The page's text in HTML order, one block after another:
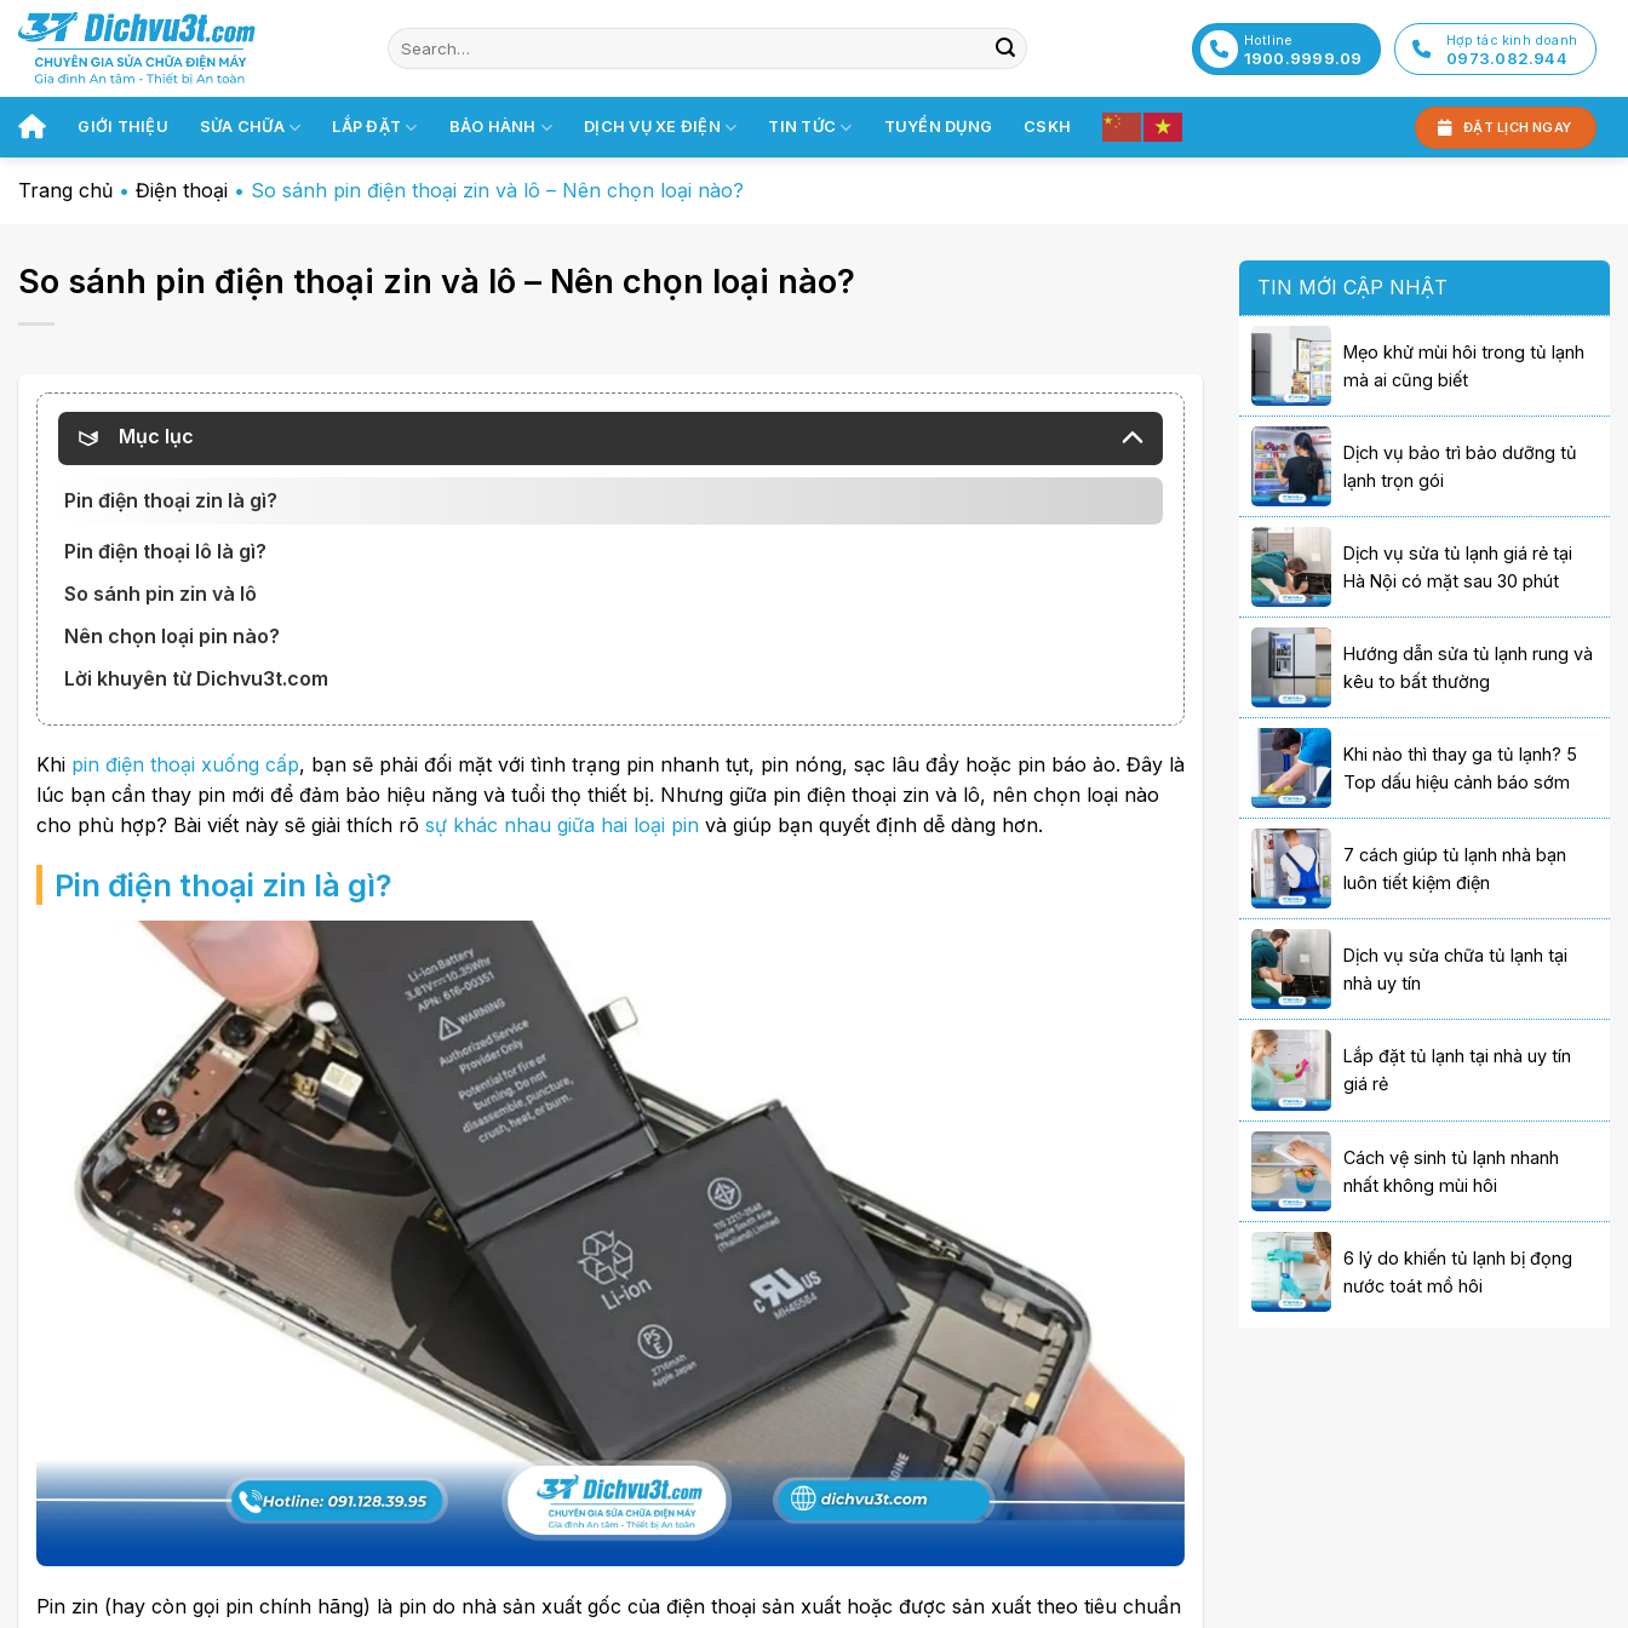
Chuyển
đến
dung
Hotline
1900.9999.09
Hợp tác kinh doanh
0973.082.944
GIỚI THIỆU SỬA CHỮA LẮP ĐẶT BẢO HÀNH DỊCH VỤ XE ĐIỆN TIN TỨC TUYỂN DỤNG CSKH ĐẶT LỊCH NGAY
Trang chủ • Điện thoại • So sánh pin điện thoại zin và lô – Nên chọn loại nào?
So sánh pin điện thoại zin và lô – Nên chọn loại nào?
Mục lục
Pin điện thoại zin là gì?
Pin điện thoại lô là gì?
So sánh pin zin và lô
Nên chọn loại pin nào?
Lời khuyên từ Dichvu3t.com
Khi pin điện thoại xuống cấp, bạn sẽ phải đối mặt với tình trạng pin nhanh tụt, pin nóng, sạc lâu đầy hoặc pin báo ảo. Đây là
lúc bạn cần thay pin mới để đảm bảo hiệu năng và tuổi thọ thiết bị. Nhưng giữa pin điện thoại zin và lô, nên chọn loại nào
cho phù hợp? Bài viết này sẽ giải thích rõ sự khác nhau giữa hai loại pin và giúp bạn quyết định dễ dàng hơn.
Pin điện thoại zin là gì?
Pin zin (hay còn gọi pin chính hãng) là pin do nhà sản xuất gốc của điện thoại sản xuất hoặc được sản xuất theo tiêu chuẩn
TIN MỚI CẬP NHẬT
Mẹo khử mùi hôi trong tủ lạnh
mà ai cũng biết
Dịch vụ bảo trì bảo dưỡng tủ
lạnh trọn gói
Dịch vụ sửa tủ lạnh giá rẻ tại
Hà Nội có mặt sau 30 phút
Hướng dẫn sửa tủ lạnh rung và
kêu to bất thường
Khi nào thì thay ga tủ lạnh? 5
Top dấu hiệu cảnh báo sớm
7 cách giúp tủ lạnh nhà bạn
luôn tiết kiệm điện
Dịch vụ sửa chữa tủ lạnh tại
nhà uy tín
Lắp đặt tủ lạnh tại nhà uy tín
giá rẻ
Cách vệ sinh tủ lạnh nhanh
nhất không mùi hôi
6 lý do khiến tủ lạnh bị đọng
nước toát mồ hôi